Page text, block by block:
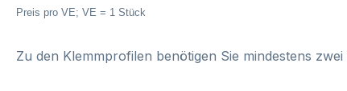
Preis pro VE; VE = 1 Stück
Zu den Klemmprofilen benötigen Sie mindestens zwei